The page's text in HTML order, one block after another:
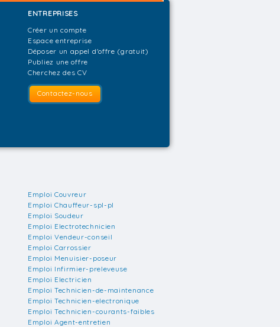
ENTREPRISES
Créer un compte
Espace entreprise
Déposer un appel d'offre (gratuit)
Publiez une offre
Cherchez des CV
Contactez-nous
Emploi Couvreur
Emploi Chauffeur-spl-pl
Emploi Soudeur
Emploi Electrotechnicien
Emploi Vendeur-conseil
Emploi Carrossier
Emploi Menuisier-poseur
Emploi Infirmier-preleveuse
Emploi Electricien
Emploi Technicien-de-maintenance
Emploi Technicien-electronique
Emploi Technicien-courants-faibles
Emploi Agent-entretien